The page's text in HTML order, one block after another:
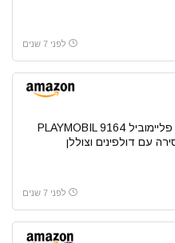
לפני 7 שנים
פליימוביל 9164 PLAYMOBIL
לפני 7 שנים